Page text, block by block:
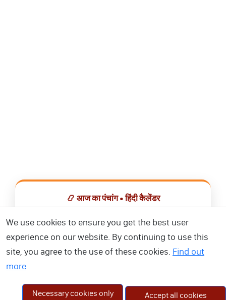
📿 आज का पंचांग • हिंदी कैलेंडर
📅 हिंदी कैलेंडर ऐप डाउनलोड करें
We use cookies to ensure you get the best user
experience on our website. By continuing to use this
site, you agree to the use of these cookies. Find out
more
Necessary cookies only Accept all cookies